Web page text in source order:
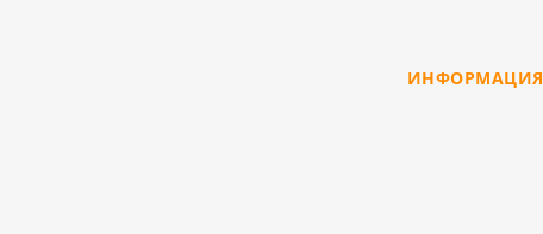
ИНФОРМАЦИЯ